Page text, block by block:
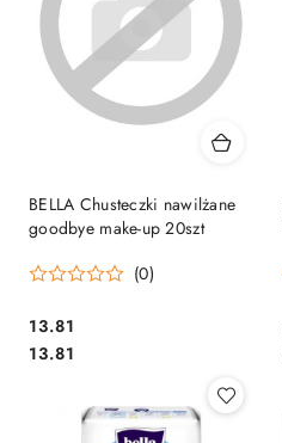
BELLA Chusteczki nawilżane
goodbye make-up 20szt
(0)
Cena:
13.81
Cena:
13.81